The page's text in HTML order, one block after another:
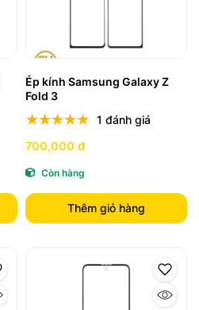
Ép kính Samsung Galaxy Z
Fold 3
1 đánh giá
700,000 đ
Còn hàng
Thêm giỏ hàng